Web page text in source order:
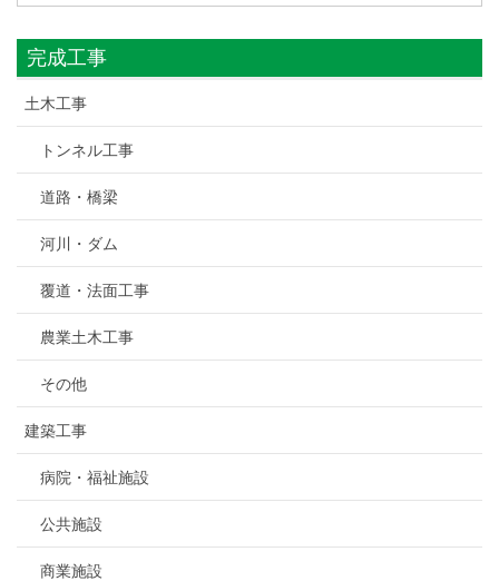
完成工事
土木工事
トンネル工事
道路・橋梁
河川・ダム
覆道・法面工事
農業土木工事
その他
建築工事
病院・福祉施設
公共施設
商業施設